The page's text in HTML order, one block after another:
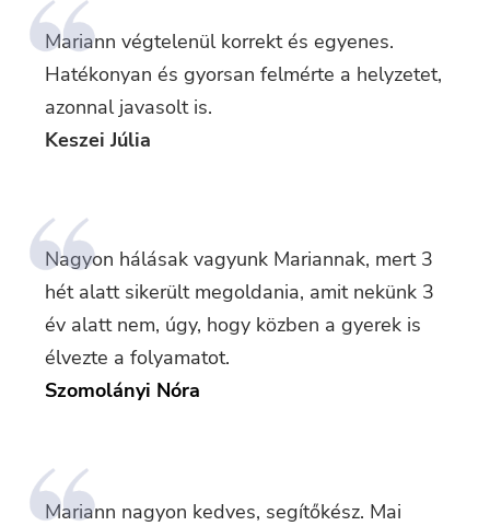
Mariann végtelenül korrekt és egyenes.
Hatékonyan és gyorsan felmérte a helyzetet,
azonnal javasolt is.
Keszei Júlia
Nagyon hálásak vagyunk Mariannak, mert 3
hét alatt sikerült megoldania, amit nekünk 3
év alatt nem, úgy, hogy közben a gyerek is
élvezte a folyamatot.
Szomolányi Nóra
Mariann nagyon kedves, segítőkész. Mai